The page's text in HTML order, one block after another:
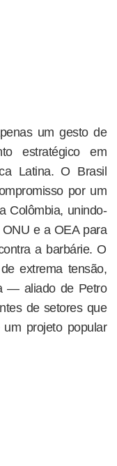
um gesto de
estratégico em
Latina. O Brasil
por um
Colômbia, unindo-
e a OEA para
a barbárie. O
extrema tensão,
— aliado de Petro
de setores que
projeto popular